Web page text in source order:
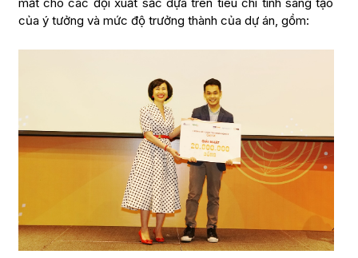
của ý tưởng và mức độ trưởng thành của dự án, gồm: